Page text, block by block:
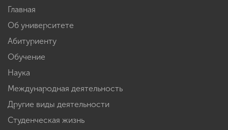
Главная
Об университете
Абитуриенту
Обучение
Наука
Международная деятельность
Другие виды деятельности
Студенческая жизнь